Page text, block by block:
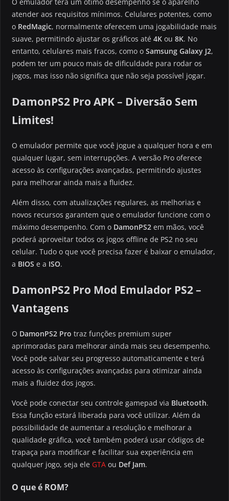
O emulador terá um ótimo desempenho se o aparelho
atender aos requisitos mínimos. Celulares potentes, como
o RedMagic, normalmente oferecem uma jogabilidade mais
suave, permitindo ajustar os gráficos até 4K ou 8K. No
entanto, celulares mais fracos, como o Samsung Galaxy J2,
podem ter um pouco mais de dificuldade para rodar os
jogos, mas isso não significa que não seja possível jogar.
DamonPS2 Pro APK – Diversão Sem
Limites!
O emulador permite que você jogue a qualquer hora e em
qualquer lugar, sem interrupções. A versão Pro oferece
acesso às configurações avançadas, permitindo ajustes
para melhorar ainda mais a fluidez.
Além disso, com atualizações regulares, as melhorias e
novos recursos garantem que o emulador funcione com o
máximo desempenho. Com o DamonPS2 em mãos, você
poderá aproveitar todos os jogos offline de PS2 no seu
celular. Tudo o que você precisa fazer é baixar o emulador,
a BIOS e a ISO.
DamonPS2 Pro Mod Emulador PS2 –
Vantagens
O DamonPS2 Pro traz funções premium super
aprimoradas para melhorar ainda mais seu desempenho.
Você pode salvar seu progresso automaticamente e terá
acesso às configurações avançadas para otimizar ainda
mais a fluidez dos jogos.
Você pode conectar seu controle gamepad via Bluetooth.
Essa função estará liberada para você utilizar. Além da
possibilidade de aumentar a resolução e melhorar a
qualidade gráfica, você também poderá usar códigos de
trapaça para modificar e facilitar sua experiência em
qualquer jogo, seja ele GTA ou Def Jam.
O que é ROM?